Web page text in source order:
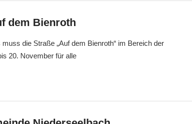
dem Bienroth
die Straße „Auf dem Bienroth“ im Bereich der
20. November für alle